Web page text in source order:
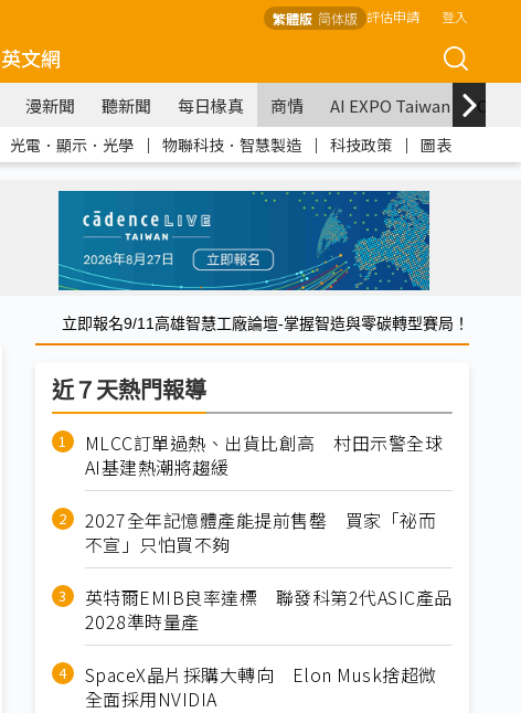
繁體版 简体版 評估申請 登入
英文網
漫新聞 聽新聞 每日椽真 商情 AI EXPO Taiwan
光電．顯示．光學 ｜ 物聯科技．智慧製造 ｜ 科技政策 ｜ 圖表
立即報名9/11高雄智慧工廠論壇-掌握智造與零碳轉型賽局！
近７天熱門報導
MLCC訂單過熱、出貨比創高 村田示警全球
AI基建熱潮將趨緩
2027全年記憶體產能提前售罄 買家「祕而
不宣」只怕買不夠
英特爾EMIB良率達標 聯發科第2代ASIC產品
2028準時量產
SpaceX晶片採購大轉向 Elon Musk捨超微
全面採用NVIDIA